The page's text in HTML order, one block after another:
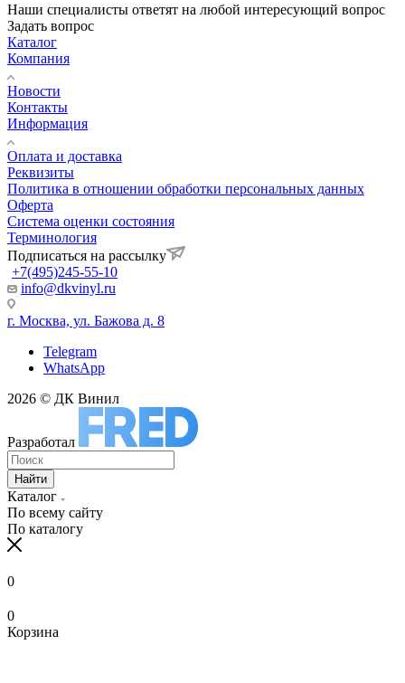
Наши специалисты ответят на любой интересующий вопрос
Задать вопрос
Каталог
Компания
Новости
Контакты
Информация
Оплата и доставка
Реквизиты
Политика в отношении обработки персональных данных
Оферта
Система оценки состояния
Терминология
Подписаться на рассылку
+7(495)245-55-10
info@dkvinyl.ru
г. Москва, ул. Бажова д. 8
Telegram
WhatsApp
2026 © ДК Винил
Разработал
Найти
Каталог
По всему сайту
По каталогу
0
0
Корзина